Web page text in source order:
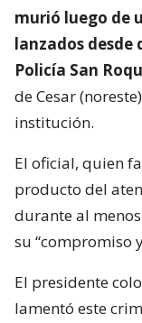
murió luego de
lanzados desde
Policía San
de Cesar
institución.
El oficial, quien
producto del
durante al
su “compromiso
El presidente
lamentó este